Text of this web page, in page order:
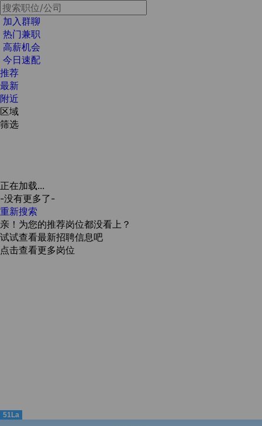
加入群聊
热门兼职
高薪机会
今日速配
推荐
最新
附近
区域
筛选
正在加载...
-没有更多了-
重新搜索
亲！为您的推荐岗位都没看上？
试试查看最新招聘信息吧
点击查看更多岗位
51La